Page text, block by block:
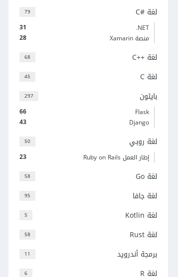
79 لغة C#‎
31
‎.NET
28
منصة Xamarin
68 لغة C++‎
45 لغة C
297 بايثون
66
Flask
43
Django
50 لغة روبي
23 إطار العمل Ruby on Rails
58 لغة Go
95 لغة جافا
5 لغة Kotlin
58 لغة Rust
11 برمجة أندرويد
6 لغة R